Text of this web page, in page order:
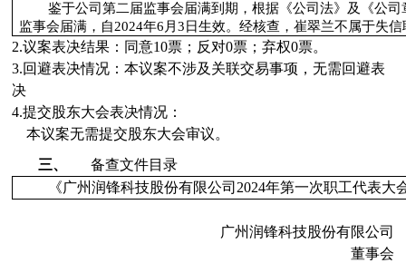
鉴于公司第二届监事会届满到期，根据《公司法》及《公
监事会届满，自2024年6月3日生效。经核查，崔翠兰不属于失
2.议案表决结果：同意10票；反对0票；弃权0票。
3.回避表决情况：本议案不涉及关联交易事项，无需回避表
决
4.提交股东大会表决情况：
本议案无需提交股东大会审议。
三、
备查文件目录
《广州润锋科技股份有限公司 2024年第一次职工代表大
广州润锋科技股份有限公司
董事会